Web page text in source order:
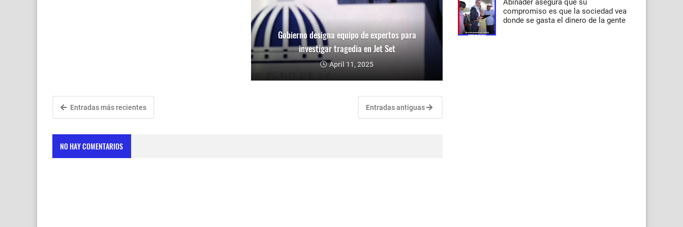
Gobierno designa equipo de expertos para
investigar tragedia en Jet Set
April 11, 2025
Entradas más recientes Entradas antiguas
NO HAY COMENTARIOS
Abinader asegura que su
compromiso es que la sociedad vea
donde se gasta el dinero de la gente